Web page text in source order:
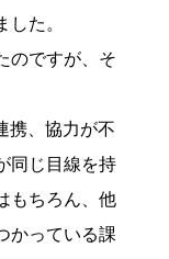
た。
のですが、そ
携、協力が不
同じ目線を持
もちろん、他
かっている課